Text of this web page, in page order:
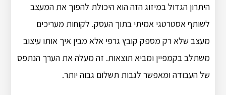
היתרון הגדול במיזוג הזה הוא היכולת להפוך את המעצב
לשותף אסטרטגי אמיתי בתוך העסק. לקוחות מעריכים
מעצב שלא רק מספק קובץ גרפי אלא מבין איך אותו עיצוב
משתלב בקמפיין ומביא תוצאות. זה מעלה את הערך הנתפס
של העבודה ומאפשר לגבות תשלום גבוה יותר.